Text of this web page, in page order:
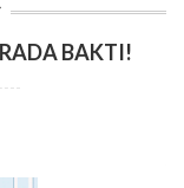
BAKTI!